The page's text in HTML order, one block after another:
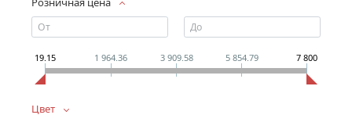
19.15 1 964.36 3 909.58 5 854.79 7 800
Цвет